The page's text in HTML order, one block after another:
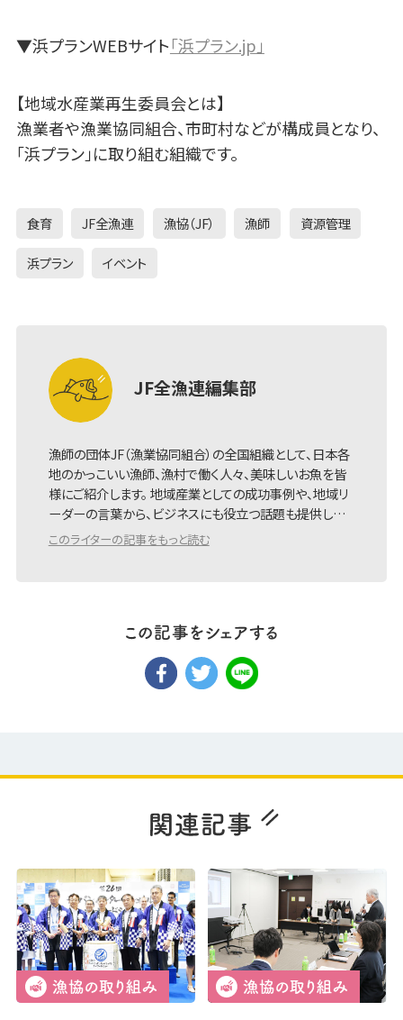
▼浜プランWEBサイト「浜プラン.jp」
【地域水産業再生委員会とは】
漁業者や漁業協同組合、市町村などが構成員となり、
「浜プラン」に取り組む組織です。
食育 JF全漁連 漁協（JF） 漁師 資源管理
浜プラン イベント
JF全漁連編集部
漁師の団体JF（漁業協同組合）の全国組織として、日本各
地のかっこいい漁師、漁村で働く人々、美味しいお魚を皆
様にご紹介します。 地域産業としての成功事例や、地域リ
ーダーの言葉から、ビジネスにも役立つ話題も提供し…
このライターの記事をもっと読む